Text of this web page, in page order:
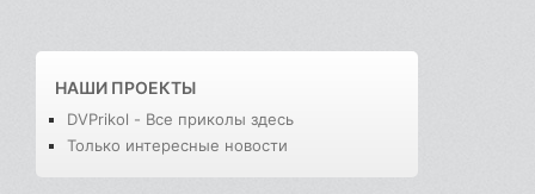
НАШИ ПРОЕКТЫ
DVPrikol - Все приколы здесь
Только интересные новости